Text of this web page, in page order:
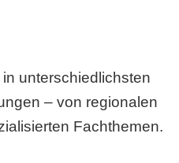
unterschiedlichsten
– von regionalen
Fachthemen.